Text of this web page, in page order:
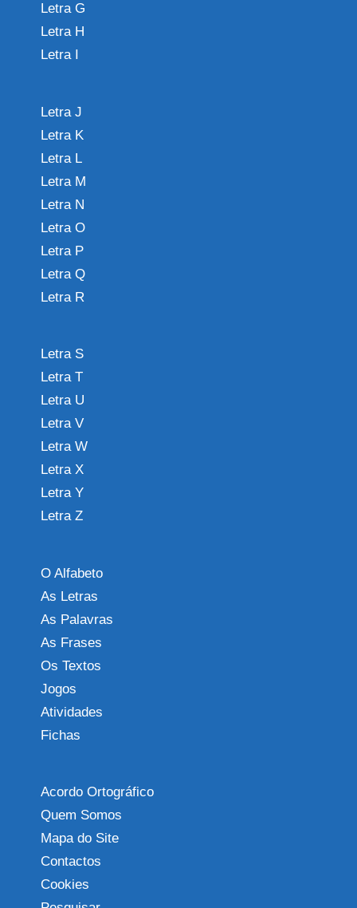
Letra G
Letra H
Letra I
Letra J
Letra K
Letra L
Letra M
Letra N
Letra O
Letra P
Letra Q
Letra R
Letra S
Letra T
Letra U
Letra V
Letra W
Letra X
Letra Y
Letra Z
O Alfabeto
As Letras
As Palavras
As Frases
Os Textos
Jogos
Atividades
Fichas
Acordo Ortográfico
Quem Somos
Mapa do Site
Contactos
Cookies